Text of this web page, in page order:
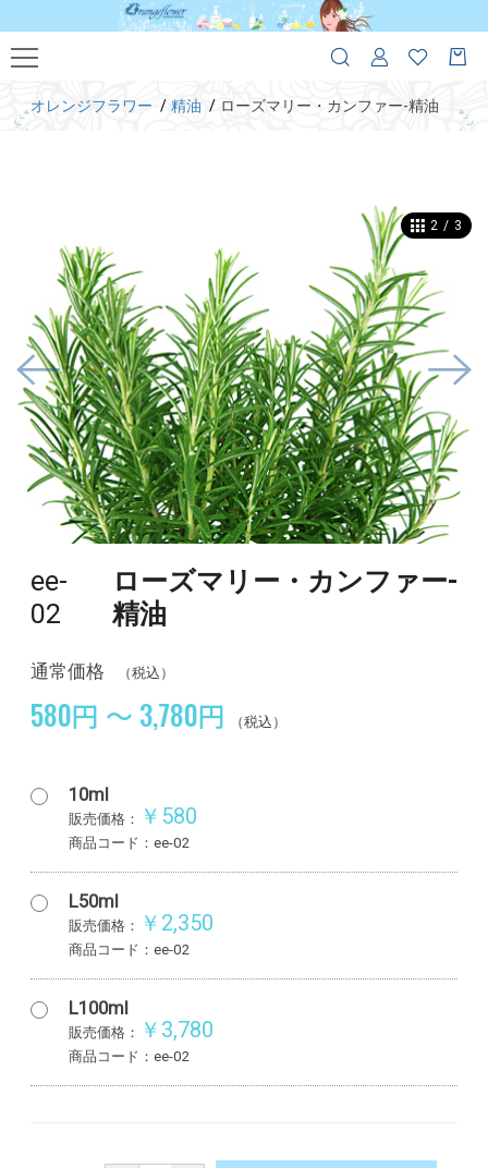
オレンジフラワー 精油 ローズマリー・カンファー-精油
2 / 3
ee-
02
ローズマリー・カンファー-
精油
通常価格 （税込）
580円 ～ 3,780円 （税込）
10ml
販売価格： ￥580
商品コード：ee-02
L50ml
販売価格： ￥2,350
商品コード：ee-02
L100ml
販売価格： ￥3,780
商品コード：ee-02